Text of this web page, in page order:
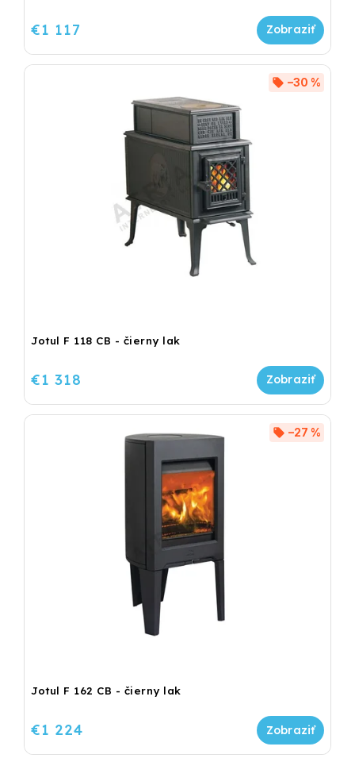
€1 117
Jotul F 118 CB - čierny lak
–30 %
€1 318
Jotul F 162 CB - čierny lak
–27 %
€1 224